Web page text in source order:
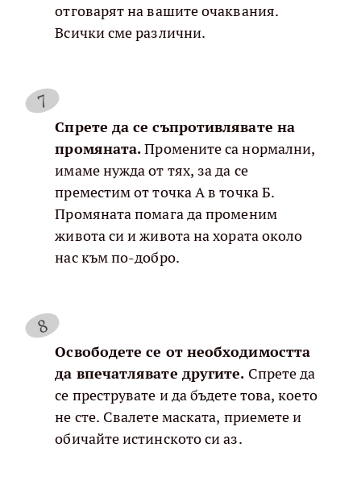
отговарят на вашите очаквания.
Всички сме различни.
Спрете да се съпротивлявате на
промяната.Промените са нормални,
имаме нужда от тях, за да се
преместим от точка А в точка Б.
Промяната помага да променим
живота си и живота на хората около
нас към по-добро.
Освободете се от необходимостта
да впечатлявате другите. Спрете да
се преструвате и да бъдете това, което
не сте. Свалете маската, приемете и
обичайте истинското си аз.